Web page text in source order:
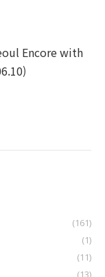
Encore with
(161)
(1)
(11)
(13)